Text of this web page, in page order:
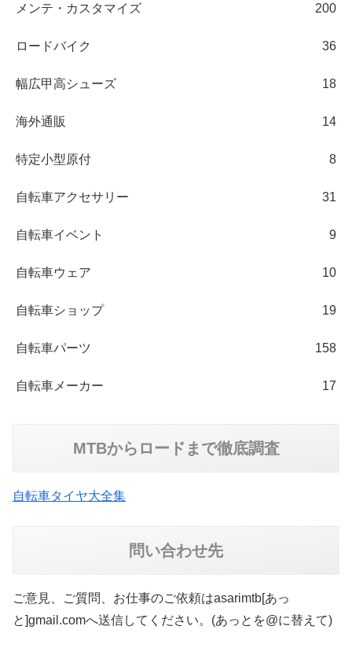
メンテ・カスタマイズ 200
ロードバイク 36
幅広甲高シューズ 18
海外通販 14
特定小型原付 8
自転車アクセサリー 31
自転車イベント 9
自転車ウェア 10
自転車ショップ 19
自転車パーツ 158
自転車メーカー 17
MTBからロードまで徹底調査
自転車タイヤ大全集
問い合わせ先
ご意見、ご質問、お仕事のご依頼はasarimtb[あっ
と]gmail.comへ送信してください。(あっとを@に替えて)